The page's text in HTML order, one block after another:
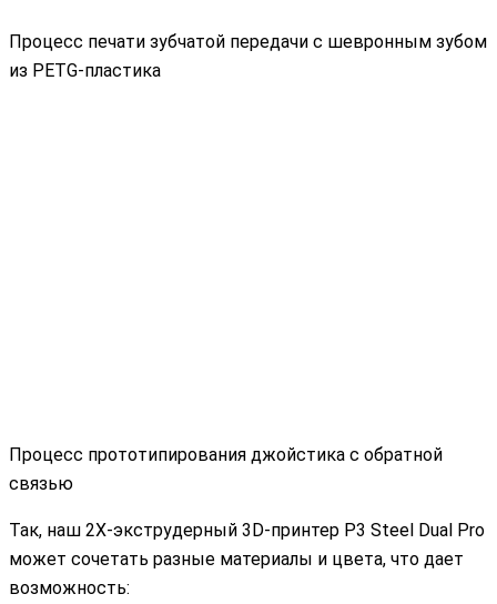
Процесс печати зубчатой передачи с шевронным зубом
из PETG-пластика
Процесс прототипирования джойстика с обратной
связью
Так, наш 2Х-экструдерный 3D-принтер P3 Steel Dual Pro
может сочетать разные материалы и цвета, что дает
возможность: